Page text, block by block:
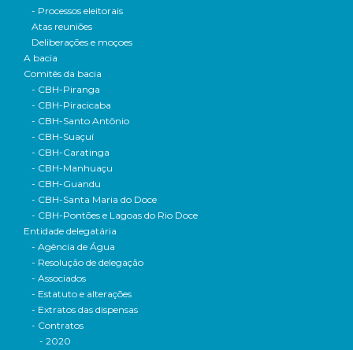
- Processos eleitorais
Atas reuniões
Deliberações e moçoes
A bacia
Comitês da bacia
- CBH-Piranga
- CBH-Piracicaba
- CBH-Santo Antônio
- CBH-Suaçuí
- CBH-Caratinga
- CBH-Manhuaçu
- CBH-Guandu
- CBH-Santa Maria do Doce
- CBH-Pontões e Lagoas do Rio Doce
Entidade delegatária
- Agência de Água
- Resolução de delegação
- Associados
- Estatuto e alterações
- Extratos das dispensas
- Contratos
- 2020